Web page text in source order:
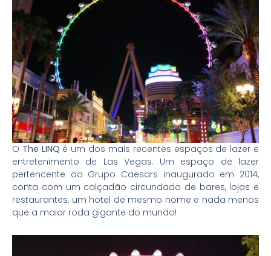
O The LINQ é um dos mais recentes espaços de lazer e
entretenimento de Las Vegas. Um espaço de lazer
pertencente ao Grupo Caesars inaugurado em 2014,
conta com um calçadão circundado de bares, lojas e
restaurantes, um hotel de mesmo nome e nada menos
que a maior roda gigante do mundo!